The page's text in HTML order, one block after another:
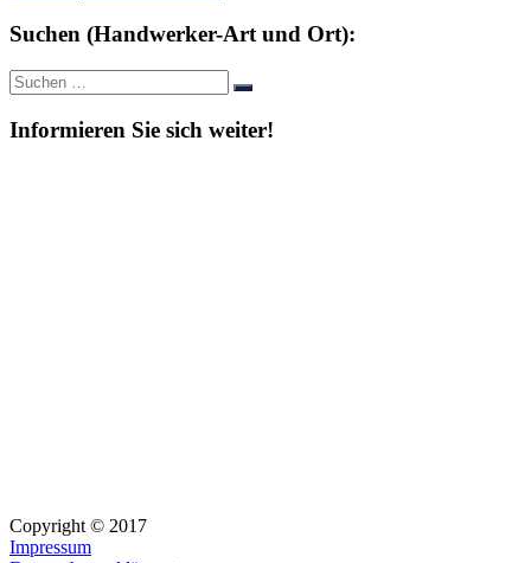
Suchen (Handwerker-Art und Ort):
Suche
nach:
Suchen
Informieren Sie sich weiter!
Copyright © 2017
Impressum